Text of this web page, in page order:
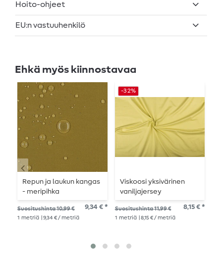
Hoito-ohjeet
EU:n vastuuhenkilö
Ehkä myös kiinnostavaa
Repun ja laukun kangas
- meripihka
Suositushinta 10,99 € 9,34 € *
1 metriä | 9,34 € / metriä
-32%
Viskoosi yksivärinen
vaniljajersey
Suositushinta 11,99 € 8,15 € *
1 metriä | 8,15 € / metriä